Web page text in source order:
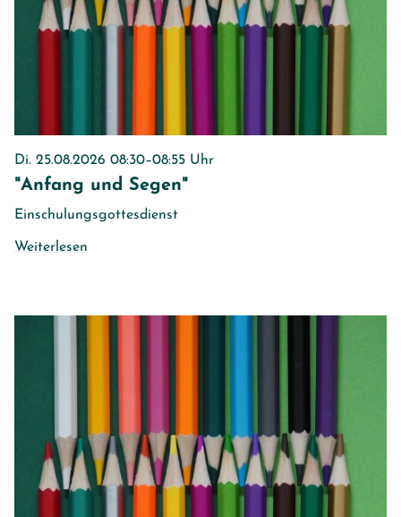
Di. 25.08.2026 08:30–08:55 Uhr
"Anfang und Segen"
Einschulungsgottesdienst
Weiterlesen